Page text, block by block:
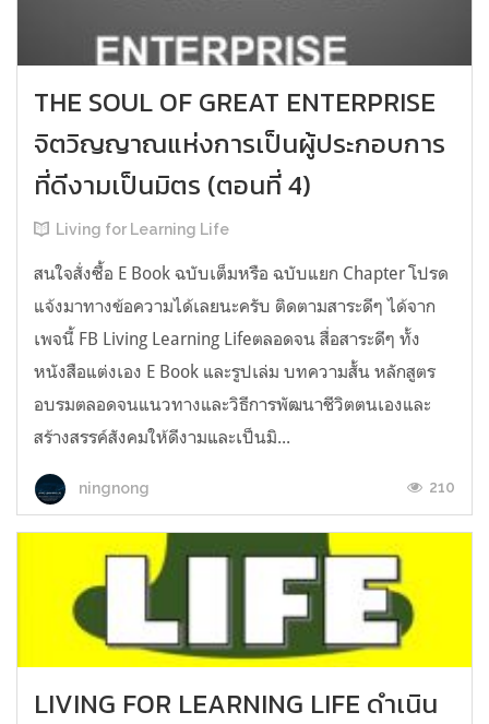
THE SOUL OF GREAT ENTERPRISE
จิตวิญญาณแห่งการเป็นผู้ประกอบการ
ที่ดีงามเป็นมิตร (ตอนที่ 4)
Living for Learning Life
สนใจสั่งซื้อ E Book ฉบับเต็มหรือ ฉบับแยก Chapter โปรด
แจ้งมาทางข้อความได้เลยนะครับ ติดตามสาระดีๆ​ ได้จาก
เพจนี้​ FB Living Learning Lifeตลอดจน​ สื่อสาระดีๆ​ ทั้ง
หนังสือ​แต่งเอง​ E​ Book​ และรูปเล่ม บทความสั้น​ หลักสูตร
อบรมตลอดจนแนวทางและวิธีการพัฒนาชีวิตตนเองและ
สร้างสรรค์สังคมให้ดีงามและเป็นมิ...
ningnong 210
LIVING FOR LEARNING LIFE ดำเนิน